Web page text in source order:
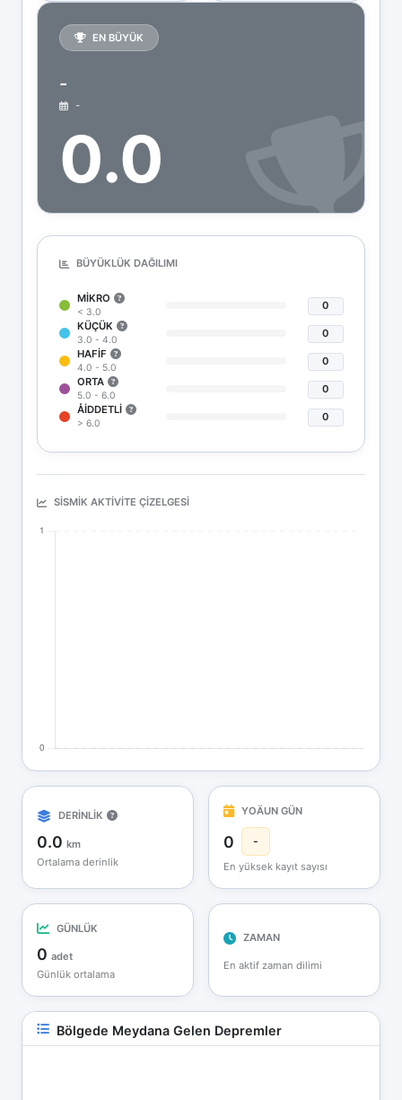
EN BÜYÜK
-
-
0.0
BÜYÜKLÜK DAĞILIMI
MIKRO
< 3.0
0
KÜÇÜK
3.0 - 4.0
0
HAFIF
4.0 - 5.0
0
ORTA
5.0 - 6.0
0
ÅIDDETLI
> 6.0
0
SISMIK AKTIVITE ÇIZELGESI
DERİNLİK
0.0 km
Ortalama derinlik
YOÄUN GÜN
0 -
En yüksek kayıt sayısı
GÜNLÜK
0 adet
Günlük ortalama
ZAMAN
En aktif zaman dilimi
Bölgede Meydana Gelen Depremler